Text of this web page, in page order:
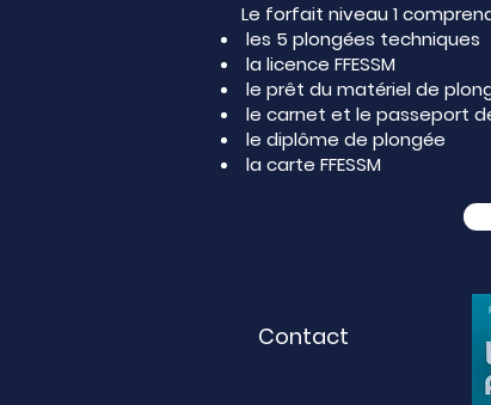
Le forfait niveau 1
les 5 plongées techniques
la licence FFESSM
le prêt du matériel de
le carnet et le passeport
le diplôme de plongée
la carte FFESSM
Contact